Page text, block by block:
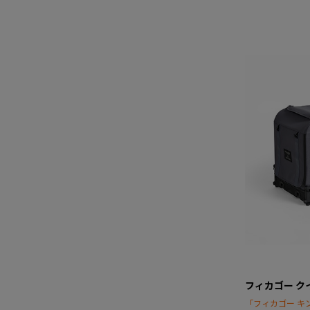
フィカゴー ク
「フィカゴー